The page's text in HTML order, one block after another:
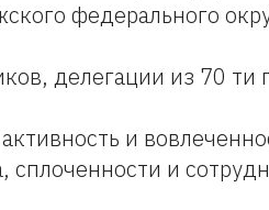
федерального
делегации из 70 ти
и
и